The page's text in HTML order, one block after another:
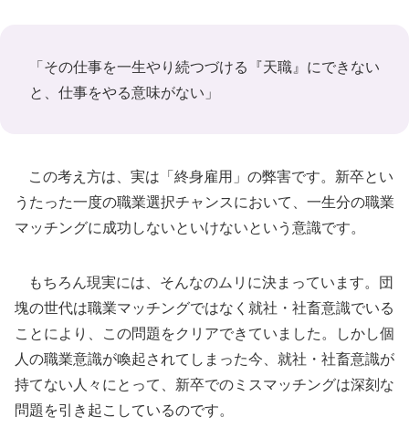
「その仕事を一生やり続つづける『天職』にできない
と、仕事をやる意味がない」
この考え方は、実は「終身雇用」の弊害です。新卒とい
うたった一度の職業選択チャンスにおいて、一生分の職業
マッチングに成功しないといけないという意識です。
もちろん現実には、そんなのムリに決まっています。団
塊の世代は職業マッチングではなく就社・社畜意識でいる
ことにより、この問題をクリアできていました。しかし個
人の職業意識が喚起されてしまった今、就社・社畜意識が
持てない人々にとって、新卒でのミスマッチングは深刻な
問題を引き起こしているのです。